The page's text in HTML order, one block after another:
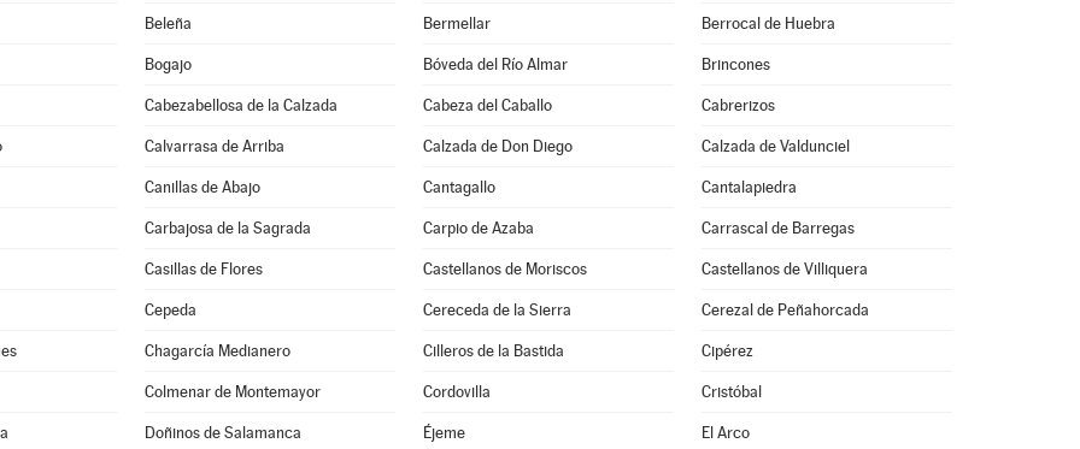
Beleña Bermellar Berrocal de Huebra
Bogajo Bóveda del Río Almar Brincones
Cabezabellosa de la Calzada Cabeza del Caballo Cabrerizos
Calvarrasa de Arriba Calzada de Don Diego Calzada de Valdunciel
Canillas de Abajo Cantagallo Cantalapiedra
Carbajosa de la Sagrada Carpio de Azaba Carrascal de Barregas
Casillas de Flores Castellanos de Moriscos Castellanos de Villiquera
Cepeda Cereceda de la Sierra Cerezal de Peñahorcada
Chagarcía Medianero Cilleros de la Bastida Cipérez
Colmenar de Montemayor Cordovilla Cristóbal
Doñinos de Salamanca Éjeme El Arco